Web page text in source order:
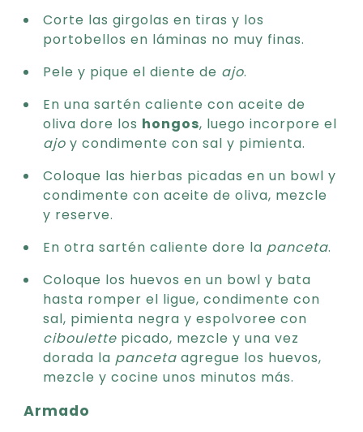
Corte las girgolas en tiras y los
portobellos en láminas no muy finas.
Pele y pique el diente de ajo.
En una sartén caliente con aceite de
oliva dore los hongos, luego incorpore el
ajo y condimente con sal y pimienta.
Coloque las hierbas picadas en un bowl y
condimente con aceite de oliva, mezcle
y reserve.
En otra sartén caliente dore la panceta.
Coloque los huevos en un bowl y bata
hasta romper el ligue, condimente con
sal, pimienta negra y espolvoree con
ciboulette picado, mezcle y una vez
dorada la panceta agregue los huevos,
mezcle y cocine unos minutos más.
Armado